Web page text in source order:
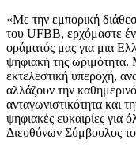
«Με την εμπορική
του UFBB, ερχόμαστε
οράματός μας για μια
ψηφιακή της ωριμότητα.
εκτελεστική υπεροχή,
αλλάζουν την
ανταγωνιστικότητα και
ψηφιακές ευκαιρίες για
Διευθύνων Σύμβουλος